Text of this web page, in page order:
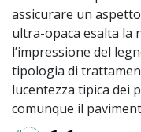
assicurare un
ultra-opaca esalta la
l’impressione del
tipologia di
lucentezza tipica dei
comunque il